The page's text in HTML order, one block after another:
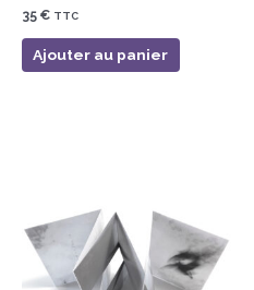
35 € TTC
Ajouter au panier